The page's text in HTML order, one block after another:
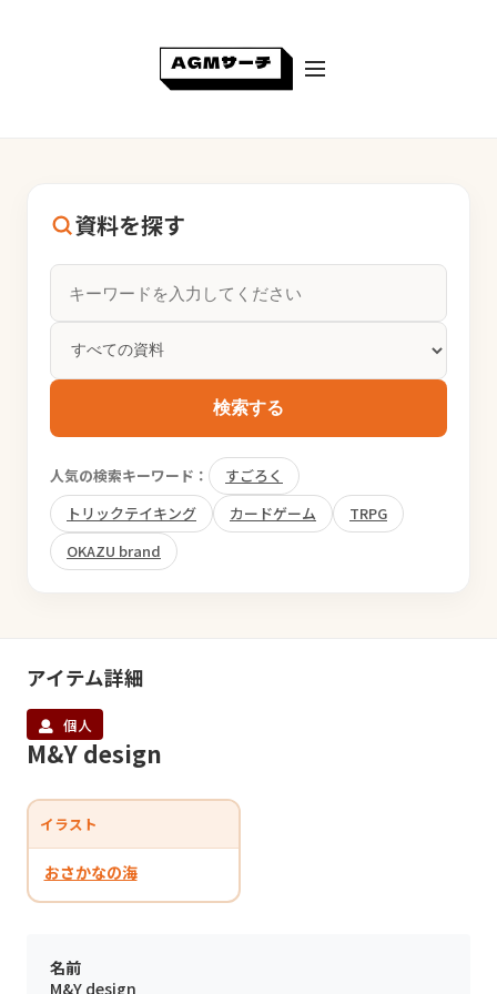
資料を探す
検索する
人気の検索キーワード：
すごろく
トリックテイキング
カードゲーム
TRPG
OKAZU brand
アイテム詳細
個人
M&Y design
イラスト
おさかなの海
名前
M&Y design